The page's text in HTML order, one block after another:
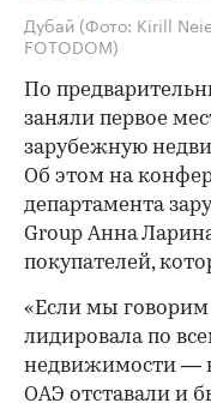
Дубай (Фото: Kirill
FOTODOM)
По
заняли первое
зарубежную
Об этом на
департамента
Group Анна
покупателей,
«Если мы
лидировала по
недвижимости —
ОАЭ отставали и